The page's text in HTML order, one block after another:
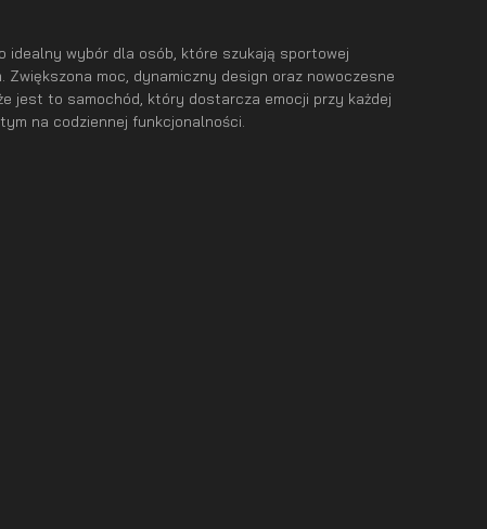
idealny wybór dla osób, które szukają sportowej
Zwiększona moc, dynamiczny design oraz nowoczesne
jest to samochód, który dostarcza emocji przy każdej
na codziennej funkcjonalności.